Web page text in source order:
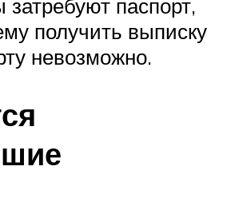
паспорт,
получить выписку
невозможно.